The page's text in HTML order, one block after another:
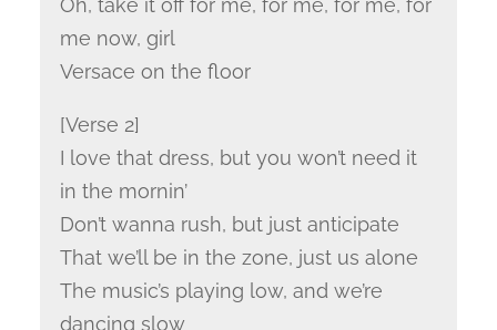
Oh, take it off for me, for me, for me, for
me now, girl
Versace on the floor
[Verse 2]
I love that dress, but you won’t need it
in the mornin’
Don’t wanna rush, but just anticipate
That we’ll be in the zone, just us alone
The music’s playing low, and we’re
dancing slow